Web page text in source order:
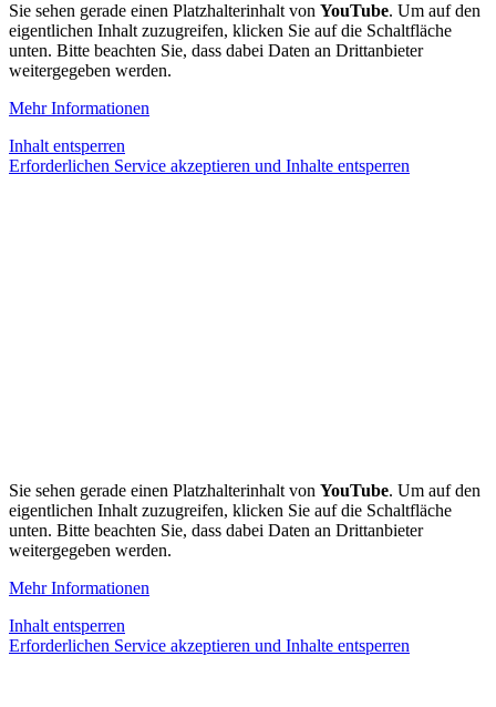
Sie sehen gerade einen Platzhalterinhalt von YouTube. Um auf den
eigentlichen Inhalt zuzugreifen, klicken Sie auf die Schaltfläche
unten. Bitte beachten Sie, dass dabei Daten an Drittanbieter
weitergegeben werden.
Mehr Informationen
Inhalt entsperren
Erforderlichen Service akzeptieren und Inhalte entsperren
Sie sehen gerade einen Platzhalterinhalt von YouTube. Um auf den
eigentlichen Inhalt zuzugreifen, klicken Sie auf die Schaltfläche
unten. Bitte beachten Sie, dass dabei Daten an Drittanbieter
weitergegeben werden.
Mehr Informationen
Inhalt entsperren
Erforderlichen Service akzeptieren und Inhalte entsperren